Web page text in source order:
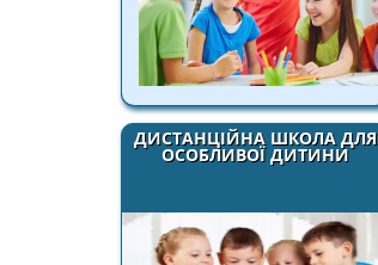
ДИСТАНЦІЙНА ШКОЛА ДЛЯ
ОСОБЛИВОЇ ДИТИНИ